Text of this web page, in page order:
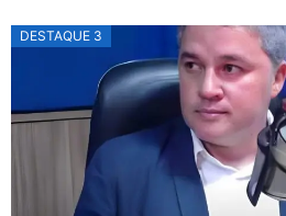
DESTAQUE 3